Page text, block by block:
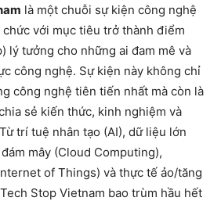
là một chuỗi sự kiện công nghệ
với mục tiêu trở thành điểm
lý tưởng cho những ai đam mê và
công nghệ. Sự kiện này không chỉ
công nghệ tiên tiến nhất mà còn là
sẻ kiến thức, kinh nghiệm và
trí tuệ nhân tạo (AI), dữ liệu lớn
mây (Cloud Computing),
of Things) và thực tế ảo/tăng
Stop Vietnam bao trùm hầu hết